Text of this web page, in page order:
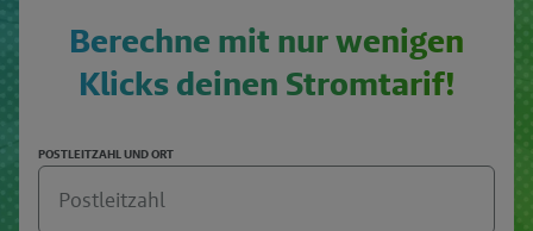
Berechne mit nur wenigen
Klicks deinen Stromtarif!
POSTLEITZAHL UND ORT